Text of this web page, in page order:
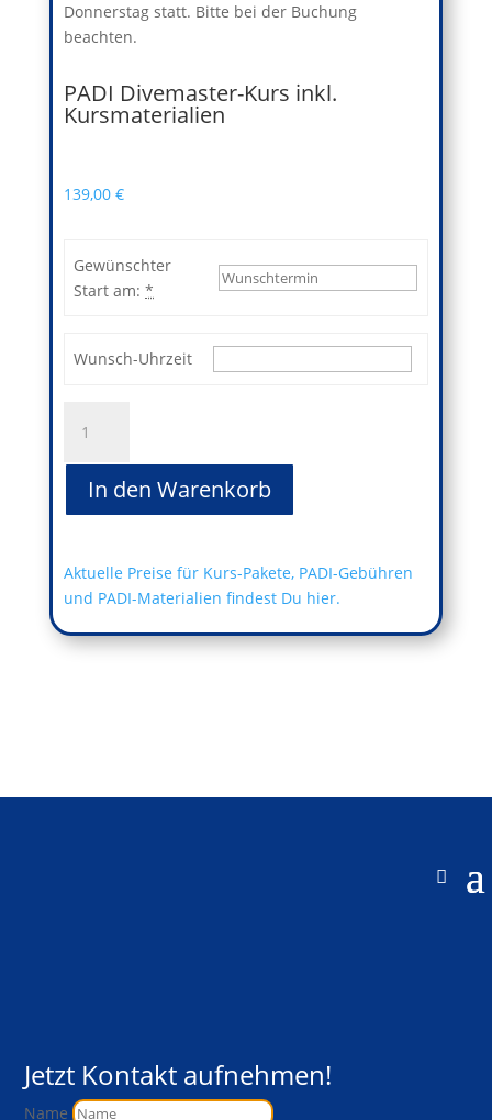
Donnerstag statt. Bitte bei der Buchung
beachten.
PADI Divemaster-Kurs inkl.
Kursmaterialien
139,00 €
Gewünschter
Start am: *
Wunsch-Uhrzeit
and
Dive
Discover
Diving
Menge
In den Warenkorb
Aktuelle Preise für Kurs-Pakete, PADI-Gebühren
und PADI-Materialien findest Du hier.
Jetzt Kontakt aufnehmen!
Name